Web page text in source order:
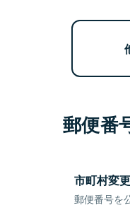
郵便番
市町村変
郵便番号を